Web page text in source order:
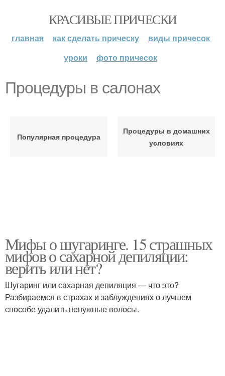
КРАСИВЫЕ ПРИЧЕСКИ
главная как сделать прическу
виды причесок
уроки
фото причесок
Процедуры в салонах
Популярная процедура
Процедуры в домашних
условиях
Мифы о шугаринге. 15 страшных
мифов о сахарной депиляции:
верить или нет?
Шугаринг или сахарная депиляция — что это?
Разбираемся в страхах и заблуждениях о лучшем
способе удалить ненужные волосы.